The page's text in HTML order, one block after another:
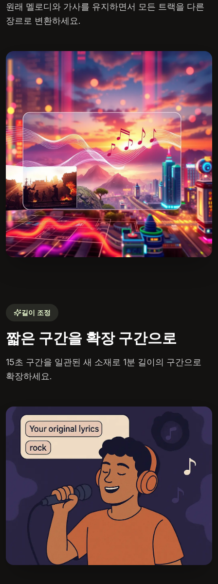
원래 멜로디와 가사를 유지하면서 모든 트랙을 다른
장르로 변환하세요.
길이 조정
짧은 구간을 확장 구간으로
15초 구간을 일관된 새 소재로 1분 길이의 구간으로
확장하세요.